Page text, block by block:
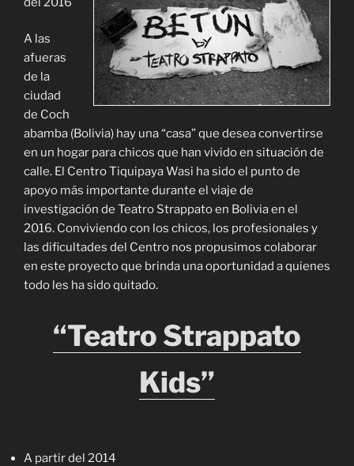
A las
afueras
de la
ciudad
de Coch
abamba (Bolivia) hay una “casa” que desea convertirse
en un hogar para chicos que han vivido en situación de
calle. El Centro Tiquipaya Wasi ha sido el punto de
apoyo más importante durante el viaje de
investigación de Teatro Strappato en Bolivia en el
2016. Conviviendo con los chicos, los profesionales y
las dificultades del Centro nos propusimos colaborar
en este proyecto que brinda una oportunidad a quienes
todo les ha sido quitado.
“Teatro Strappato
Kids”
A partir del 2014